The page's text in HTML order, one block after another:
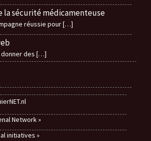
la sécurité médicamenteuse
réussie pour[…]
des […]
Network »
initiatives »